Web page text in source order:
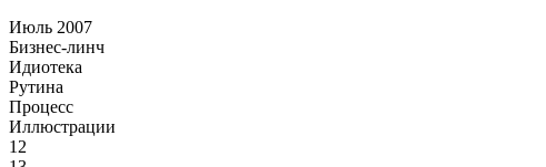
Июль 2007
Бизнес-линч
Идиотека
Рутина
Процесс
Иллюстрации
12